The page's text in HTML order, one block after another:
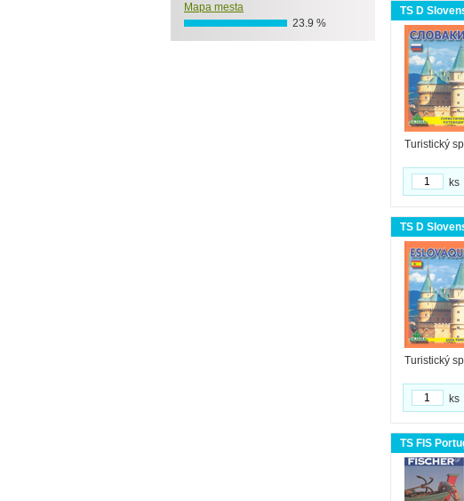
TS D
Turistický
ks
TS D
Turistický
ks
TS FIS
Mapa mesta
23.9 %